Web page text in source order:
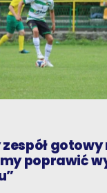
poprawić